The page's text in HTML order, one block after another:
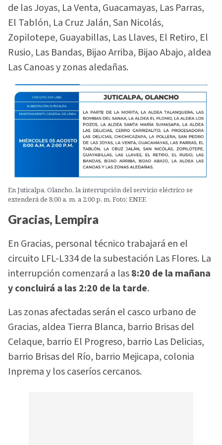
de las Joyas, La Venta, Guacamayas, Las Parras,
El Tablón, La Cruz Jalán, San Nicolás,
Zopilotepe, Guayabillas, Las Llaves, El Retiro, El
Rusio, Las Bandas, Bijao Arriba, Bijao Abajo, aldea
Las Canoas y zonas aledañas.
En Juticalpa, Olancho, la interrupción del servicio eléctrico se
extenderá de 8:00 a. m. a 2:00 p. m. Foto: ENEE
Gracias, Lempira
En Gracias, personal técnico trabajará en el
circuito LFL-L334 de la subestación Las Flores. La
interrupción comenzará a las8:20 de la mañana
y concluirá a las 2:20 de la tarde.
Las zonas afectadas serán el casco urbano de
Gracias, aldea Tierra Blanca, barrio Brisas del
Celaque, barrio El Progreso, barrio Las Delicias,
barrio Brisas del Río, barrio Mejicapa, colonia
Inprema y los caseríos cercanos.